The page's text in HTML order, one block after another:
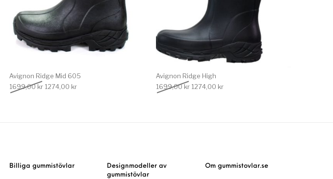
kr.
1274,00 kr.
Avignon Ridge Mid 605
1699,00kr Det ursprungliga priset var: 1699,00 kr.
1274,00 krDet nuvarande priset är: 1274,00 kr.
Avignon Ridge High
1699,00kr Det ursprungliga priset var: 1699,00 kr.
1274,00 krDet nuvarande priset är: 1274,00 kr.
Billiga gummistövlar
Designmodeller av
gummistövlar
Om gummistovlar.se